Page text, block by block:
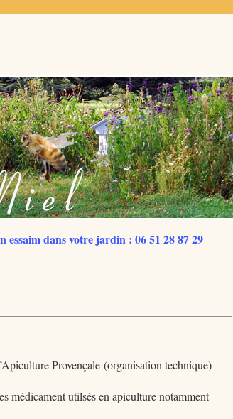
essaim dans votre jardin : 06 51 28 87 29
Provençale (organisation technique)
médicament utilsés en apiculture notamment